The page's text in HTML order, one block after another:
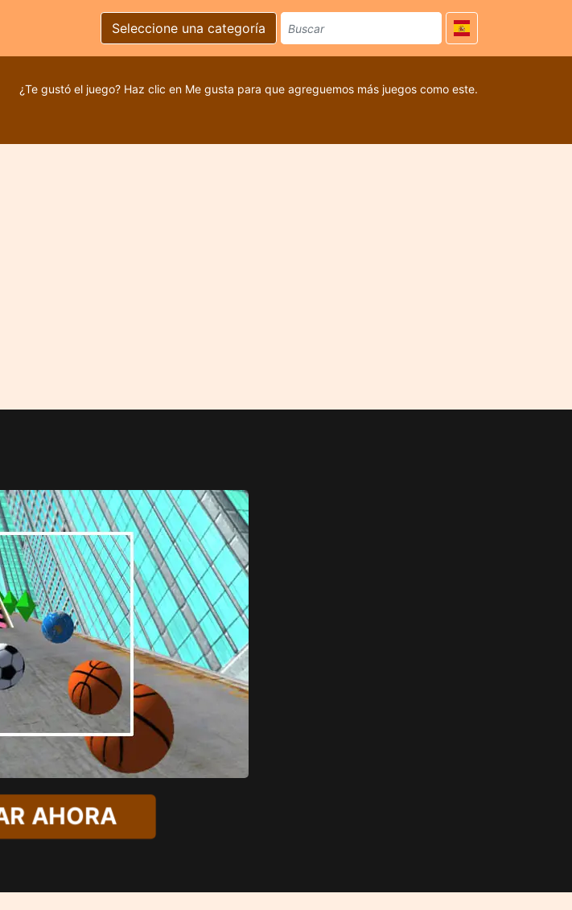
Seleccione una categoría
¿Te gustó el juego? Haz clic en Me gusta para que agreguemos más juegos como este.
AHORA